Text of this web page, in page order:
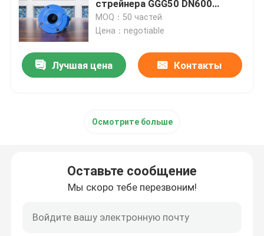
стрейнера GGG50 DN600
промышленный
MOQ：50 частей
Цена：negotiable
Лучшая цена Контакты
Осмотрите больше
Оставьте сообщение
Мы скоро тебе перезвоним!